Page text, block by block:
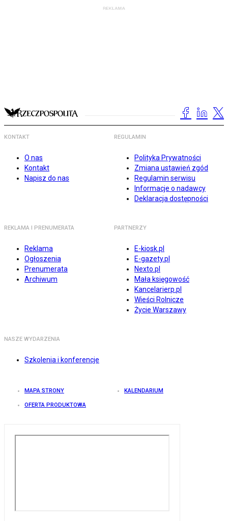
KONTAKT
O nas
Kontakt
Napisz do nas
REGULAMIN
Polityka Prywatności
Zmiana ustawień zgód
Regulamin serwisu
Informacje o nadawcy
Deklaracja dostępności
REKLAMA I PRENUMERATA
Reklama
Ogłoszenia
Prenumerata
Archiwum
PARTNERZY
E-kiosk.pl
E-gazety.pl
Nexto.pl
Mała księgowość
Kancelarierp.pl
Wieści Rolnicze
Życie Warszawy
NASZE WYDARZENIA
Szkolenia i konferencje
MAPA STRONY KALENDARIUM
OFERTA PRODUKTOWA